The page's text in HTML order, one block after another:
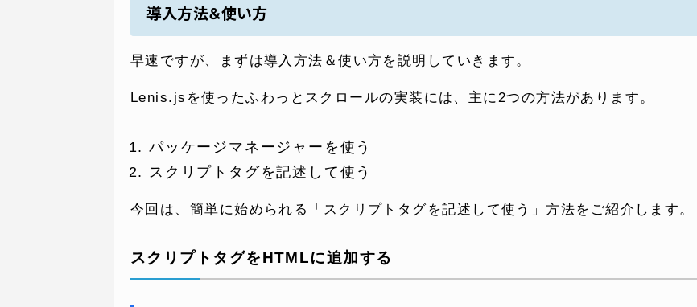
導入方法＆使い方
早速ですが、まずは導入方法＆使い方を説明していきます。
Lenis.jsを使ったふわっとスクロールの実装には、主に2つの方法があります。
パッケージマネージャーを使う
スクリプトタグを記述して使う
今回は、簡単に始められる「スクリプトタグを記述して使う」方法をご紹介します。
スクリプトタグをHTMLに追加する